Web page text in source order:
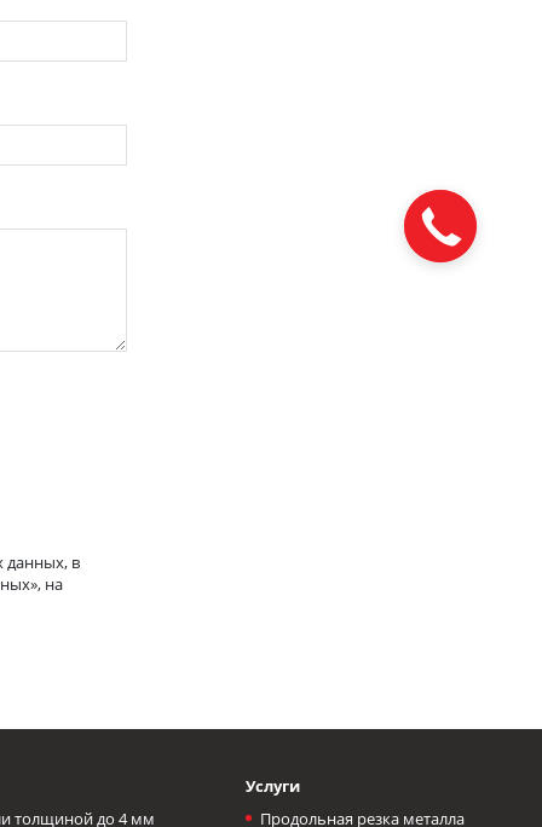
данных, в
на
толщиной до 4 мм
Услуги
Продольная резка металла